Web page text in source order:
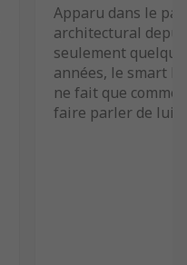
Apparu dans le
architectural
seulement
années, le smart
ne fait que
faire parler de lui.